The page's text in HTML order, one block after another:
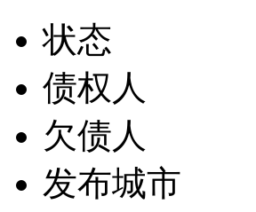
状态
债权人
欠债人
发布城市